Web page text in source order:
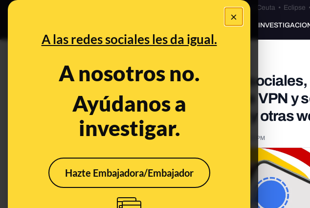
×
A las redes sociales les da igual.
A nosotros no.
Ayúdanos a
investigar.
Hazte Embajadora/Embajador
Especial Ceuta•Bulos Ceuta • Eclipse •
PREBUNKING
Cómo esquivar la censura a redes
mensajería en Venezuela: el uso de VPN y
poder acceder a X (Twitter), Signal y otras
Publicado el Aug 9, 2024, 4:39:00 PM